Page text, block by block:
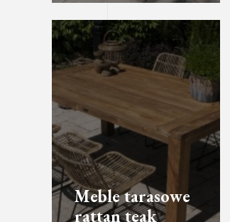
Meble tarasowe
rattan teak